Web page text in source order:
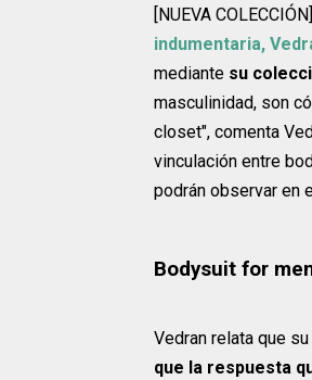
[NUEVA
indumentaria,
mediante su
masculinidad, son
closet", comenta
vinculación entre
podrán observar en
Bodysuit for
Vedran relata que
que la respuesta